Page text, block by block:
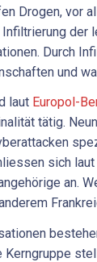
Drogen, vor
der
Durch
und
laut Europol-
tätig.
sich
an.
Kerngruppe